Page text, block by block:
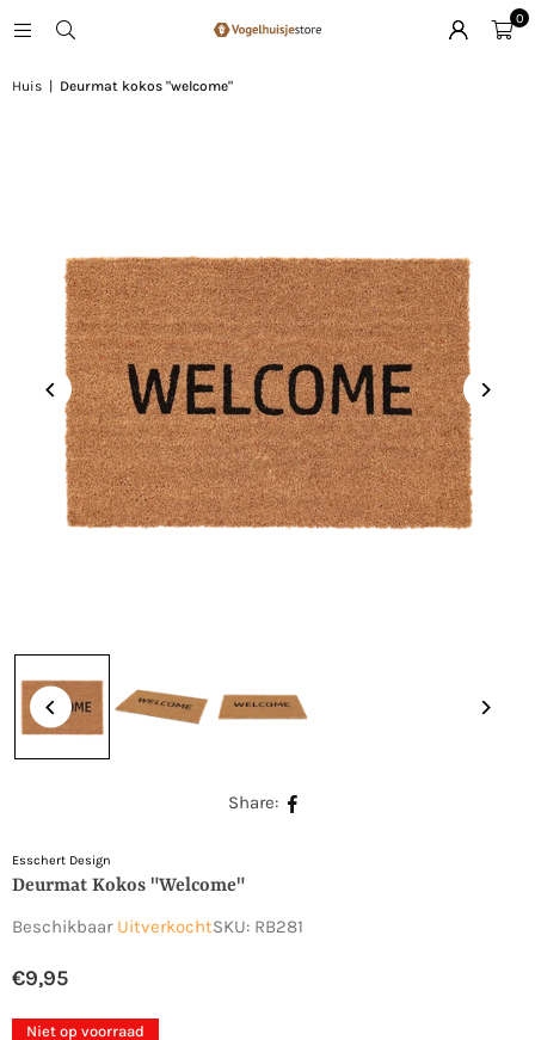
0
Huis Deurmat kokos "welcome"
Share:
Esschert Design
Deurmat Kokos "welcome"
Beschikbaar UitverkochtSKU: RB281
Normale
prijs
€9,95
Niet op voorraad